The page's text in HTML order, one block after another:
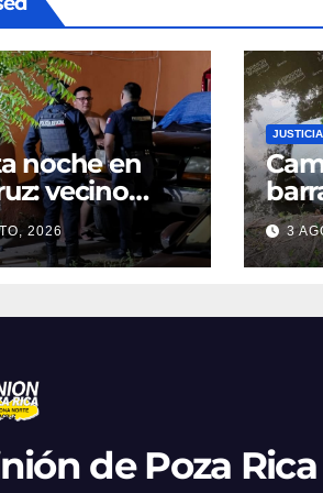
noche en
vecino
intento de
viralizar
por
2026
JUSTICIA
en
3
de Poza Rica